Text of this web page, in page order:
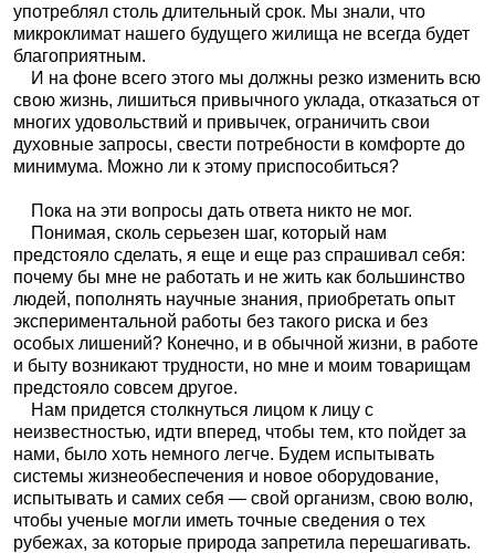
употреблял столь длительный срок. Мы знали, что
микроклимат нашего будущего жилища не всегда будет
благоприятным.
И на фоне всего этого мы должны резко изменить всю
свою жизнь, лишиться привычного уклада, отказаться от
многих удовольствий и привычек, ограничить свои
духовные запросы, свести потребности в комфорте до
минимума. Можно ли к этому приспособиться?
Пока на эти вопросы дать ответа никто не мог.
Понимая, сколь серьезен шаг, который нам
предстояло сделать, я еще и еще раз спрашивал себя:
почему бы мне не работать и не жить как большинство
людей, пополнять научные знания, приобретать опыт
экспериментальной работы без такого риска и без
особых лишений? Конечно, и в обычной жизни, в работе
и быту возникают трудности, но мне и моим товарищам
предстояло совсем другое.
Нам придется столкнуться лицом к лицу с
неизвестностью, идти вперед, чтобы тем, кто пойдет за
нами, было хоть немного легче. Будем испытывать
системы жизнеобеспечения и новое оборудование,
испытывать и самих себя — свой организм, свою волю,
чтобы ученые могли иметь точные сведения о тех
рубежах, за которые природа запретила перешагивать.